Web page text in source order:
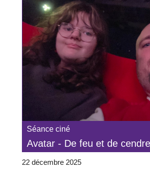
Séance ciné
Avatar - De feu et de
22 décembre 2025